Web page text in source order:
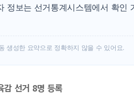
정보는 선거통계시스템에서 확인
생성한 요약으로 정확하지 않을 수 있어요.
감 선거 8명 등록